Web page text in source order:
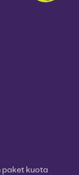
paket kuota